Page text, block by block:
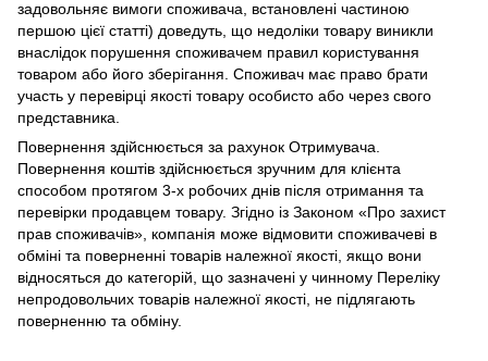
задовольняє вимоги споживача, встановлені частиною
першою цієї статті) доведуть, що недоліки товару виникли
внаслідок порушення споживачем правил користування
товаром або його зберігання. Споживач має право брати
участь у перевірці якості товару особисто або через свого
представника.
Повернення здійснюється за рахунок Отримувача.
Повернення коштів здійснюється зручним для клієнта
способом протягом 3-х робочих днів після отримання та
перевірки продавцем товару. Згідно із Законом «Про захист
прав споживачів», компанія може відмовити споживачеві в
обміні та поверненні товарів належної якості, якщо вони
відносяться до категорій, що зазначені у чинному Переліку
непродовольчих товарів належної якості, не підлягають
поверненню та обміну.